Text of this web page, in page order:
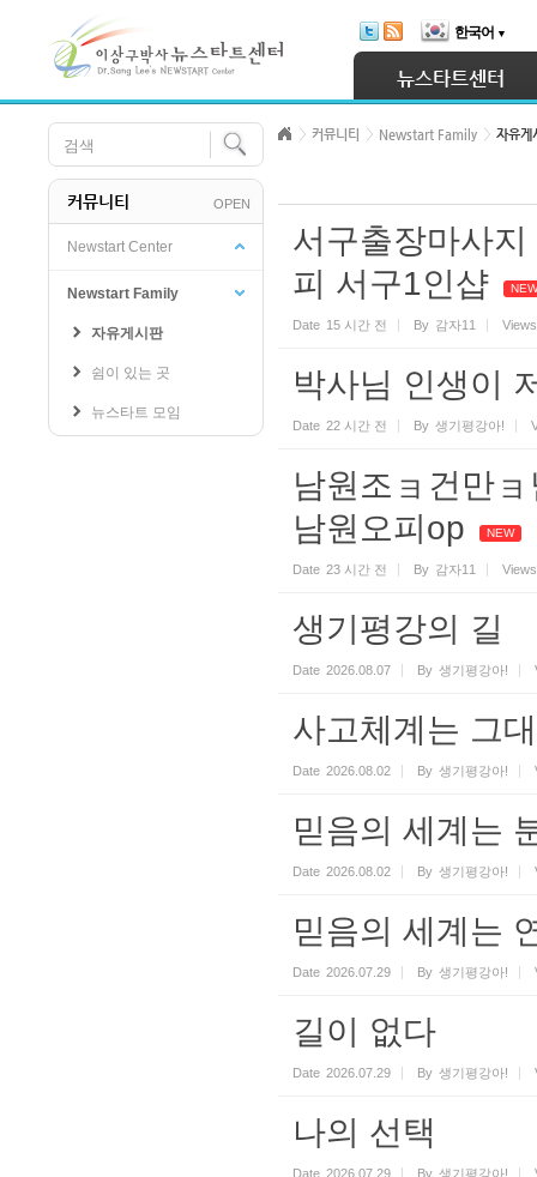
한국어 ▼
뉴스타트센터
커뮤니티 OPEN
Newstart Center
Newstart Family
자유게시판
쉼이 있는 곳
뉴스타트 모임
커뮤니티 Newstart Family 자유게
서구출장마사
피 서구1인샵
NEW
Date 15 시간 전 By 감자11 Views
박사님 인생이
Date 22 시간 전 By 생기평강아!
남원조ョ건만
남원오피op
NEW
Date 23 시간 전 By 감자11 Views
생기평강의 길
Date 2026.08.07 By 생기평강아!
사고체계는 그
Date 2026.08.02 By 생기평강아!
믿음의 세계는
Date 2026.08.02 By 생기평강아!
믿음의 세계는
Date 2026.07.29 By 생기평강아!
길이 없다
Date 2026.07.29 By 생기평강아!
나의 선택
Date 2026.07.29 By 생기평강아!
Sketchbook5, 스케치북5
Sketchbook5, 스케치북5